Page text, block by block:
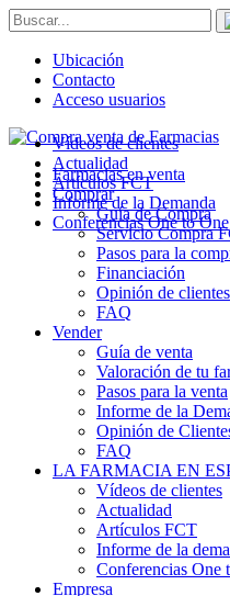
Ubicación
Contacto
Acceso usuarios
Farmacias en venta
Comprar
Guía de Compra
Servicio Compra
Pasos para la
Financiación
Opinión de clientes
FAQ
Vender
Guía de venta
Valoración de tu
Pasos para la venta
Informe de la
Opinión de
FAQ
LA FARMACIA EN
Vídeos de clientes
Actualidad
Artículos FCT
Informe de la
Conferencias One
Empresa
Vídeos de clientes
Actualidad
Artículos FCT
Informe de la Demanda
Conferencias One to One